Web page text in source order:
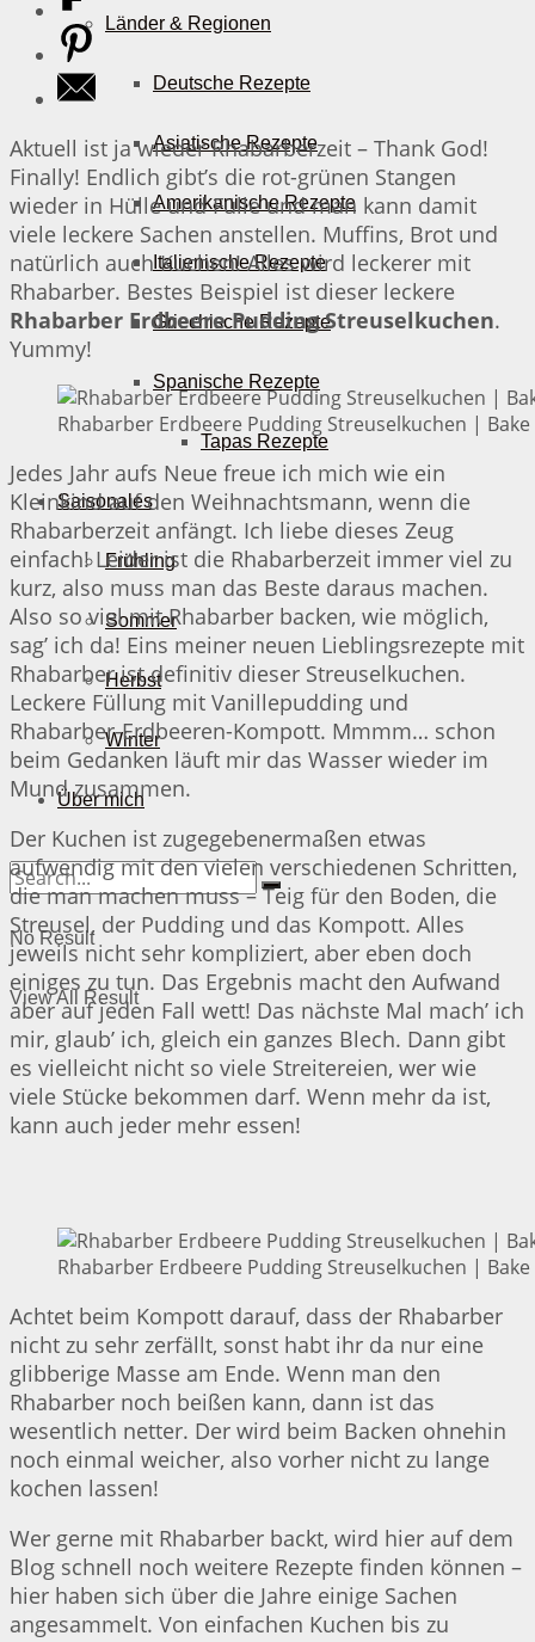
Länder & Regionen
Deutsche Rezepte
Asiatische Rezepte
Amerikanische Rezepte
Italienische Rezepte
Griechische Rezepte
Spanische Rezepte
Tapas Rezepte
Saisonales
Frühling
Sommer
Herbst
Winter
Über mich
No Result
View All Result
Aktuell ist ja wieder Rhabarberzeit – Thank God!
Finally! Endlich gibt’s die rot-grünen Stangen
wieder in Hülle und Fülle und man kann damit
viele leckere Sachen anstellen. Muffins, Brot und
natürlich auch Kuchen! Alles wird leckerer mit
Rhabarber. Bestes Beispiel ist dieser leckere
Rhabarber Erdbeere Pudding Streuselkuchen.
Yummy!
Rhabarber Erdbeere Pudding Streuselkuchen |
Jedes Jahr aufs Neue freue ich mich wie ein
Kleinkind auf den Weihnachtsmann, wenn die
Rhabarberzeit anfängt. Ich liebe dieses Zeug
einfach! Leider ist die Rhabarberzeit immer viel zu
kurz, also muss man das Beste daraus machen.
Also so viel mit Rhabarber backen, wie möglich,
sag’ ich da! Eins meiner neuen Lieblingsrezepte mit
Rhabarber ist definitiv dieser Streuselkuchen.
Leckere Füllung mit Vanillepudding und
Rhabarber-Erdbeeren-Kompott. Mmmm… schon
beim Gedanken läuft mir das Wasser wieder im
Mund zusammen.
Der Kuchen ist zugegebenermaßen etwas
aufwendig mit den vielen verschiedenen Schritten,
die man machen muss – Teig für den Boden, die
Streusel, der Pudding und das Kompott. Alles
jeweils nicht sehr kompliziert, aber eben doch
einiges zu tun. Das Ergebnis macht den Aufwand
aber auf jeden Fall wett! Das nächste Mal mach’ ich
mir, glaub’ ich, gleich ein ganzes Blech. Dann gibt
es vielleicht nicht so viele Streitereien, wer wie
viele Stücke bekommen darf. Wenn mehr da ist,
kann auch jeder mehr essen!
Rhabarber Erdbeere Pudding Streuselkuchen |
Achtet beim Kompott darauf, dass der Rhabarber
nicht zu sehr zerfällt, sonst habt ihr da nur eine
glibberige Masse am Ende. Wenn man den
Rhabarber noch beißen kann, dann ist das
wesentlich netter. Der wird beim Backen ohnehin
noch einmal weicher, also vorher nicht zu lange
kochen lassen!
Wer gerne mit Rhabarber backt, wird hier auf dem
Blog schnell noch weitere Rezepte finden können –
hier haben sich über die Jahre einige Sachen
angesammelt. Von einfachen Kuchen bis zu